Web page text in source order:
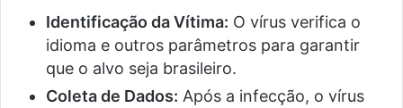
Identificação da Vítima: O vírus verifica o
idioma e outros parâmetros para garantir
que o alvo seja brasileiro.
Coleta de Dados: Após a infecção, o vírus